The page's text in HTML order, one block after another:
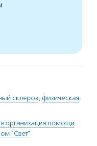
склероз, физическая
организация помощи
"Свет"